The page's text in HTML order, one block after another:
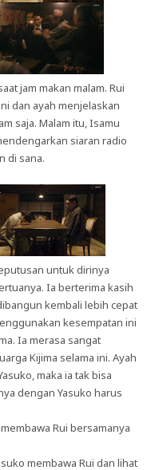
jam makan malam. Rui
dan ayah menjelaskan
saja. Malam itu, Isamu
siaran radio
di sana.
untuk dirinya
Ia berterima kasih
kembali lebih cepat
kesempatan ini
Ia merasa sangat
Kijima selama ini. Ayah
maka ia tak bisa
dengan Yasuko harus
Rui bersamanya
membawa Rui dan lihat